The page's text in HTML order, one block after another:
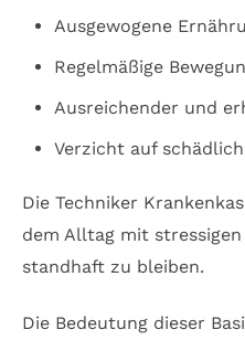
Ausgewogene
Regelmäßige
Ausreichender und
Verzicht auf
Die Techniker
dem Alltag mit
standhaft zu bleiben.
Die Bedeutung dieser